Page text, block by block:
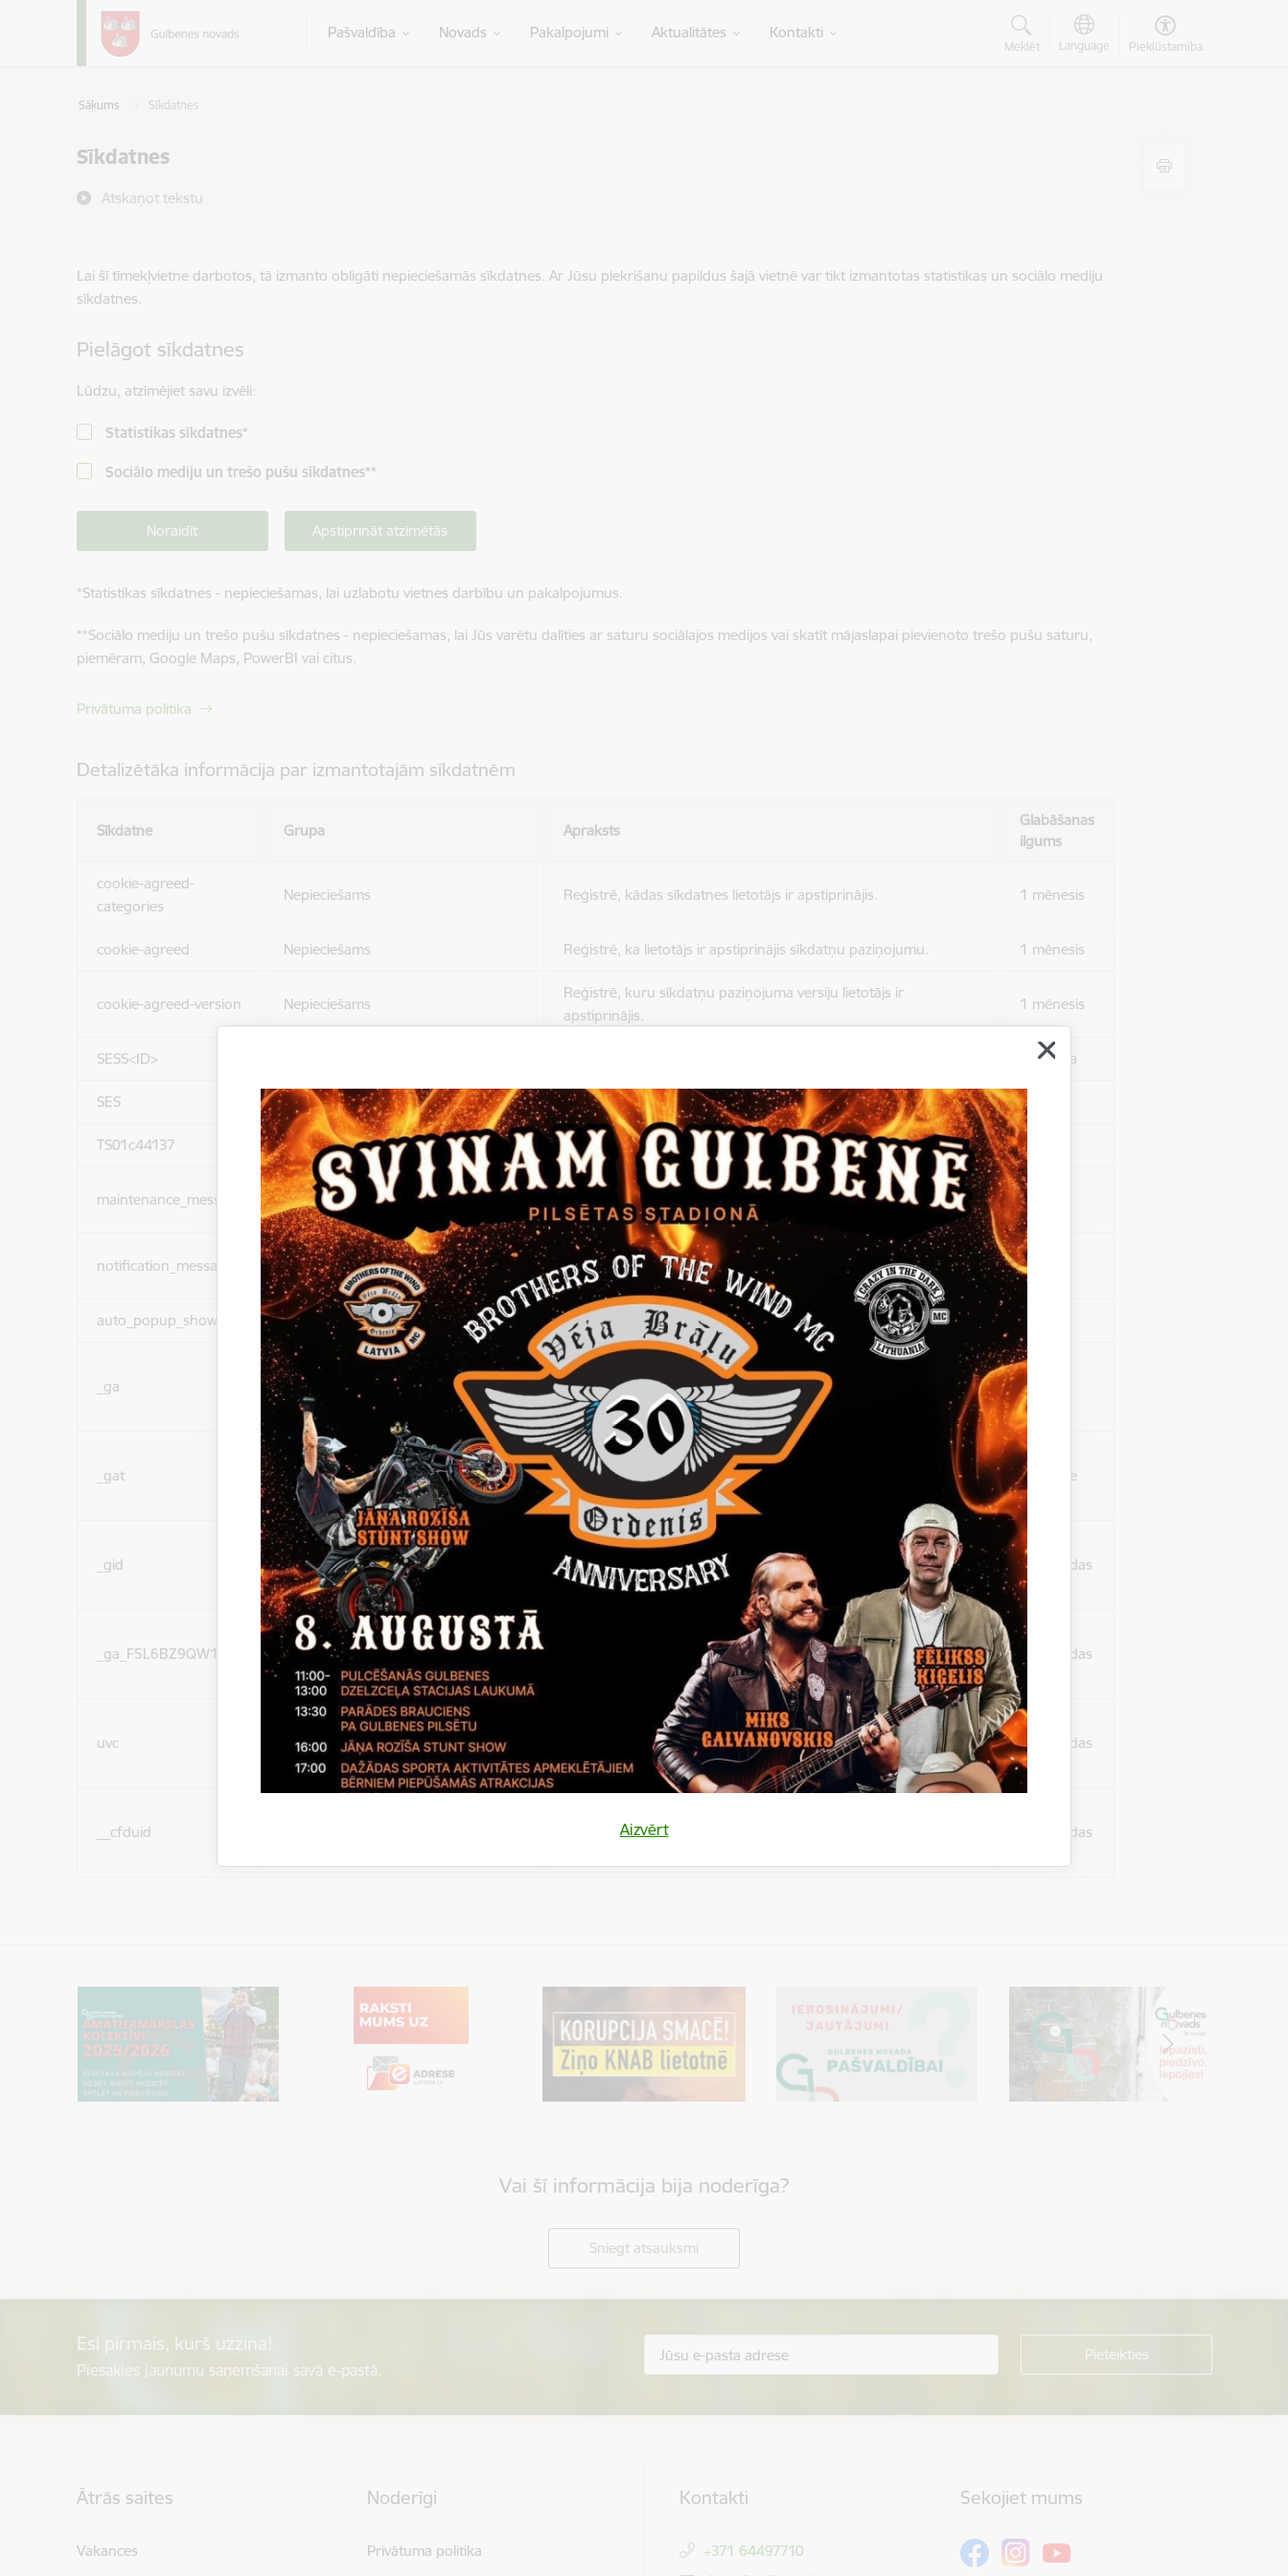
Pāriet uz lapas saturu
Pašvaldība Novads Pakalpojumi Aktualitātes Kontakti
Meklēt Language Piekļūstamība
Sākums Sīkdatnes
Sīkdatnes
Atskaņot tekstu
Aizvērt
Lai šī tīmekļvietne darbotos, tā izmanto obligāti nepieciešamās sīkdatnes. Ar Jūsu piekrišanu papildus šajā vietnē var tikt izmantotas statistikas un sociālo mediju
sīkdatnes.
Pielāgot sīkdatnes
Lūdzu, atzīmējiet savu izvēli:
Statistikas sīkdatnes*
Sociālo mediju un trešo pušu sīkdatnes**
Noraidīt Apstiprināt atzīmētās
*Statistikas sīkdatnes - nepieciešamas, lai uzlabotu vietnes darbību un pakalpojumus.
**Sociālo mediju un trešo pušu sīkdatnes - nepieciešamas, lai Jūs varētu dalīties ar saturu sociālajos medijos vai skatīt mājaslapai pievienoto trešo pušu saturu,
piemēram, Google Maps, PowerBI vai citus.
Privātuma politika
Detalizētāka informācija par izmantotajām sīkdatnēm
Sīkdatne Grupa Apraksts
Glabāšanas
ilgums
cookie-agreed-
categories
Nepieciešams Reģistrē, kādas sīkdatnes lietotājs ir apstiprinājis. 1 mēnesis
cookie-agreed Nepieciešams Reģistrē, ka lietotājs ir apstiprinājis sīkdatņu paziņojumu. 1 mēnesis
cookie-agreed-version Nepieciešams
Reģistrē, kuru sīkdatņu paziņojuma versiju lietotājs ir
apstiprinājis.
1 mēnesis
SESS<ID> 1 stunda
SES Nepieciešams Sesijas uzturēšana no slodzes dalīšanas viedokļa. Sesija
TS01c44137 Nepieciešams Drošības politikas sesija. Sesija
maintenance_message Nepieciešams
Sīkdatne ir nepieciešama, lai visiem lietotājiem nerādītu
ziņojumus pēc tam, kad viņi ir izlasījuši un aizvēruši tos.
Sesija
notification_messages Nepieciešams
Sīkdatne ir nepieciešama, lai visiem lietotājiem nerādītu
ziņojumus pēc tam, kad viņi ir izlasījuši un aizvēruši tos.
Sesija
auto_popup_showed Nepieciešams Reģistrē, ka tiek parādīts modālais logs. Sesija
_ga
Statistikas sīkdatnes (nepieciešamas,
lai uzlabotu vietnes darbību un
pakalpojumus)
Reģistrē unikālu ID, kas tiek izmantots statistisko datu iegūšanai
par to, kā apmeklētājs izmanto vietni.
2 gadi
_gat
Statistikas sīkdatnes (nepieciešamas,
lai uzlabotu vietnes darbību un
pakalpojumus)
Izmanto Google Analytics, lai samazinātu pieprasījuma līmeni. 1 minūte
_gid
Statistikas sīkdatnes (nepieciešamas,
lai uzlabotu vietnes darbību un
pakalpojumus)
Reģistrē unikālu ID, kas tiek izmantots statistisko datu iegūšanai
par to, kā apmeklētājs izmanto vietni.
24 stundas
_ga_F5L6BZ9QW1
Statistikas sīkdatnes (nepieciešamas,
lai uzlabotu vietnes darbību un
pakalpojumus)
Reģistrē unikālu ID priekš jaunākās GA 4 versijas, kas tiek
izmantots statistisko datu iegūšanai par to, kā apmeklētājs
24 stundas
uvc
Sociālo mediju sīkdatnes
(nepieciešamas, lai Jūs varētu dalīties
ar saturu sociālajos tīklos)
Šīs sīkdatnes ir paredzētas tādu vietņu un satura koplietošanai,
kas jūs interesē mūsu vietnē, izmantojot trešo personu sociālos
tīklus vai citas vietnes.
24 stundas
__cfduid Cookie is needed for all users for sharing content 24 stundas
Vai šī informācija bija noderīga?
Sniegt atsauksmi
Esi pirmais, kurš uzzina!
Piesakies jaunumu saņemšanai savā e-pastā.
Ātrās saites
Vakances
Noderīgi
Privātuma politika
Kontakti
+371 64497710
Sekojiet mums